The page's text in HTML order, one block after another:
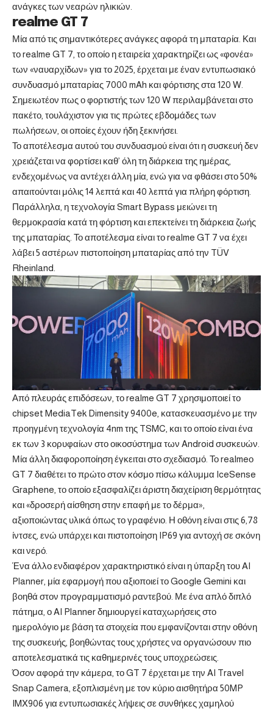
ανάγκες των νεαρών ηλικιών.
realme GT 7
Μία από τις σημαντικότερες ανάγκες αφορά τη μπαταρία. Και
το realme GT 7, το οποίο η εταιρεία χαρακτηρίζει ως «φονέα»
των «ναυαρχίδων» για το 2025, έρχεται με έναν εντυπωσιακό
συνδυασμό μπαταρίας 7000 mAh και φόρτισης στα 120 W.
Σημειωτέον πως ο φορτιστής των 120 W περιλαμβάνεται στο
πακέτο, τουλάχιστον για τις πρώτες εβδομάδες των
πωλήσεων, οι οποίες έχουν ήδη ξεκινήσει.
Το αποτέλεσμα αυτού του συνδυασμού είναι ότι η συσκευή δεν
χρειάζεται να φορτίσει καθ’ όλη τη διάρκεια της ημέρας,
ενδεχομένως να αντέχει άλλη μία, ενώ για να φθάσει στο 50%
απαιτούνται μόλις 14 λεπτά και 40 λεπτά για πλήρη φόρτιση.
Παράλληλα, η τεχνολογία Smart Bypass μειώνει τη
θερμοκρασία κατά τη φόρτιση και επεκτείνει τη διάρκεια ζωής
της μπαταρίας. Το αποτέλεσμα είναι το realme GT 7 να έχει
λάβει 5 αστέρων πιστοποίηση μπαταρίας από την TÜV
Rheinland.
Από πλευράς επιδόσεων, το realme GT 7 χρησιμοποιεί το
chipset MediaTek Dimensity 9400e, κατασκευασμένο με την
προηγμένη τεχνολογία 4nm της TSMC, και το οποίο είναι ένα
εκ των 3 κορυφαίων στο οικοσύστημα των Android συσκευών.
Μία άλλη διαφοροποίηση έγκειται στο σχεδιασμό. Το realmeο
GT 7 διαθέτει το πρώτο στον κόσμο πίσω κάλυμμα IceSense
Graphene, το οποίο εξασφαλίζει άριστη διαχείριση θερμότητας
και «δροσερή αίσθηση στην επαφή με το δέρμα»,
αξιοποιώντας υλικά όπως το γραφένιο. Η οθόνη είναι στις 6,78
ίντσες, ενώ υπάρχει και πιστοποίηση IP69 για αντοχή σε σκόνη
και νερό.
Ένα άλλο ενδιαφέρον χαρακτηριστικό είναι η ύπαρξη του AI
Planner, μία εφαρμογή που αξιοποιεί το Google Gemini και
βοηθά στον προγραμματισμό ραντεβού. Με ένα απλό διπλό
πάτημα, ο AI Planner δημιουργεί καταχωρήσεις στο
ημερολόγιο με βάση τα στοιχεία που εμφανίζονται στην οθόνη
της συσκευής, βοηθώντας τους χρήστες να οργανώσουν πιο
αποτελεσματικά τις καθημερινές τους υποχρεώσεις.
Όσον αφορά την κάμερα, το GT 7 έρχεται με την AI Travel
Snap Camera, εξοπλισμένη με τον κύριο αισθητήρα 50MP
IMX906 για εντυπωσιακές λήψεις σε συνθήκες χαμηλού